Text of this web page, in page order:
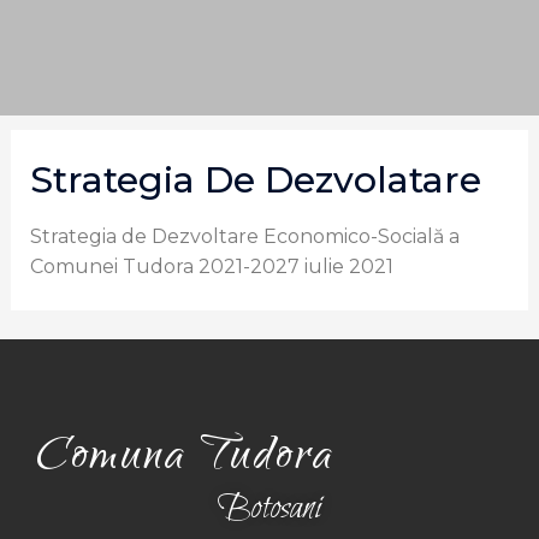
Strategia De Dezvolatare
Strategia de Dezvoltare Economico-Socială a
Comunei Tudora 2021-2027 iulie 2021
Comuna Tudora
Botosani